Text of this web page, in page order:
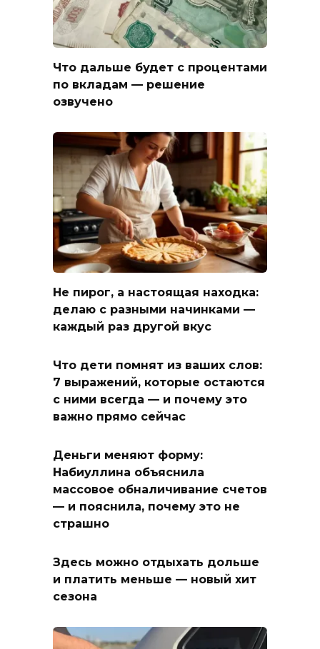
Что дальше будет с процентами
по вкладам — решение
озвучено
Не пирог, а настоящая находка:
делаю с разными начинками —
каждый раз другой вкус
Что дети помнят из ваших слов:
7 выражений, которые остаются
с ними всегда — и почему это
важно прямо сейчас
Деньги меняют форму:
Набиуллина объяснила
массовое обналичивание счетов
— и пояснила, почему это не
страшно
Здесь можно отдыхать дольше
и платить меньше — новый хит
сезона